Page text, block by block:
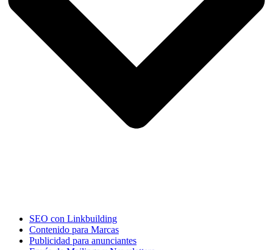
SEO con Linkbuilding
Contenido para Marcas
Publicidad para anunciantes